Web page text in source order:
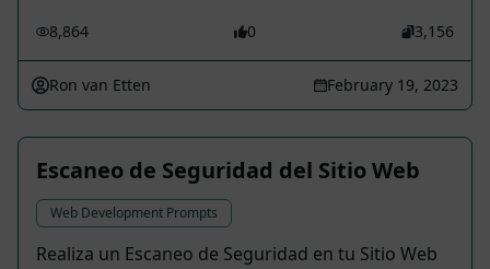
8,864 0 3,156
Ron van Etten February 19, 2023
Escaneo de Seguridad del Sitio Web
Web Development Prompts
Realiza un Escaneo de Seguridad en tu Sitio Web